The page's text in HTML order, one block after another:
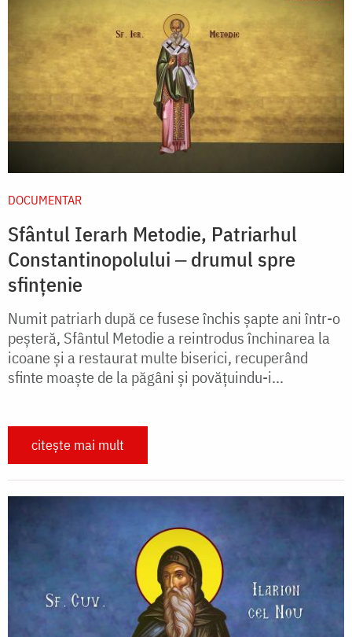
DOCUMENTAR
Sfântul Ierarh Metodie, Patriarhul
Constantinopolului ‒ drumul spre
sfințenie
Numit patriarh după ce fusese închis șapte ani într-o
peșteră, Sfântul Metodie a reintrodus închinarea la
icoane și a restaurat multe biserici, recuperând
sfinte moaște de la păgâni și povățuindu-i...
citește mai mult